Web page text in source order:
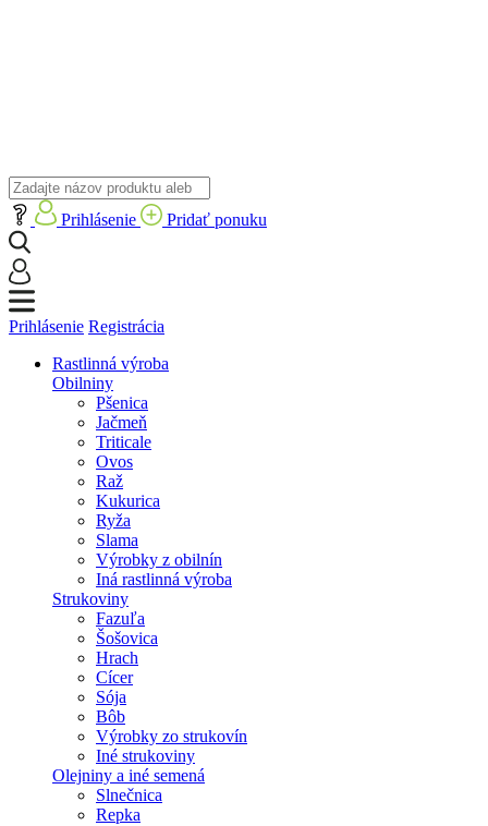
Prihlásenie Pridať ponuku
Prihlásenie Registrácia
Rastlinná výroba
Obilniny
Pšenica
Jačmeň
Triticale
Ovos
Raž
Kukurica
Ryža
Slama
Výrobky z obilnín
Iná rastlinná výroba
Strukoviny
Fazuľa
Šošovica
Hrach
Cícer
Sója
Bôb
Výrobky zo strukovín
Iné strukoviny
Olejniny a iné semená
Slnečnica
Repka